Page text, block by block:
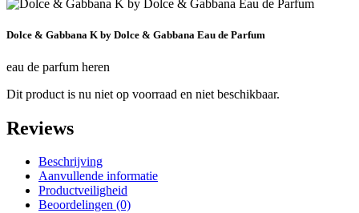
Dolce & Gabbana K by Dolce & Gabbana Eau de Parfum
eau de parfum heren
Dit product is nu niet op voorraad en niet beschikbaar.
Reviews
Beschrijving
Aanvullende informatie
Productveiligheid
Beoordelingen (0)